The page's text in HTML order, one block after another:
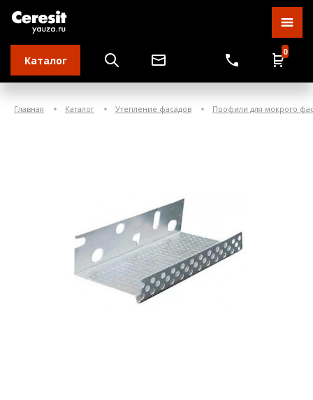
Каталог
0
Главная Каталог Утепление фасадов Профили для мокрого